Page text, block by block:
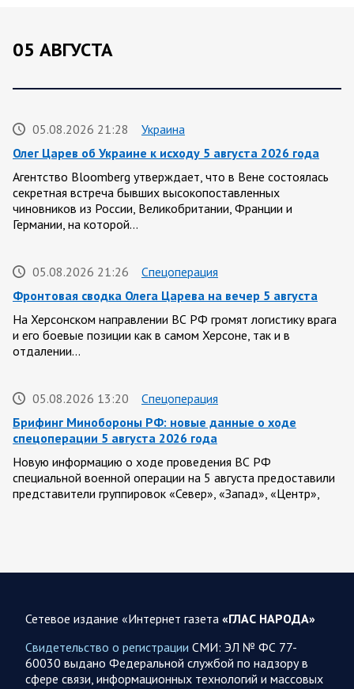
05 АВГУСТА
05.08.2026 21:28
Украина
Олег Царев об Украине к исходу 5 августа 2026 года
Агентство Bloomberg утверждает, что в Вене состоялась
секретная встреча бывших высокопоставленных
чиновников из России, Великобритании, Франции и
Германии, на которой…
05.08.2026 21:26
Спецоперация
Фронтовая сводка Олега Царева на вечер 5 августа
На Херсонском направлении ВС РФ громят логистику врага
и его боевые позиции как в самом Херсоне, так и в
отдалении…
05.08.2026 13:20
Спецоперация
Брифинг Минобороны РФ: новые данные о ходе
спецоперации 5 августа 2026 года
Новую информацию о ходе проведения ВС РФ
специальной военной операции на 5 августа предоставили
представители группировок «Север», «Запад», «Центр»,
Вооружённые силы РФ освободили населённый пункт
группировки «Север» взяли под контроль Рыжевку в…
Сетевое издание «Интернет газета «ГЛАС НАРОДА»
Свидетельство о регистрации СМИ: ЭЛ № ФС 77-
60030 выдано Федеральной службой по надзору в
сфере связи, информационных технологий и массовых